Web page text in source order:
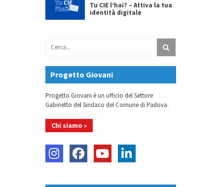
Tu CIE l’hai? – Attiva la tua
identità digitale
Progetto Giovani
Progetto Giovani è un ufficio del Settore
Gabinetto del Sindaco del Comune di Padova.
Chi siamo »